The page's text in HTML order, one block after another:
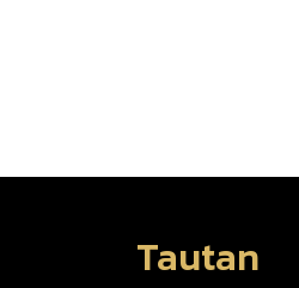
Tautan